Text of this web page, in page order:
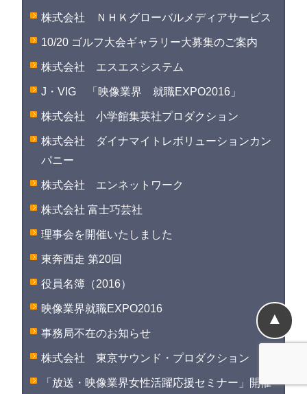
株式会社 ＮＨＫグローバルメディアサービス
10/20 ゴルフ大会ギャラリー大募集のご案内
株式会社 エスエスシステム
J・VIG 「映像業界 就職EXPO2016」
株式会社 小学館集英社プロダクション
株式会社 ダイナマイトレボリューションカン
パニー
株式会社 エンネットワーク
株式会社 富士巧芸社
理事会を開催いたしました
東奔西走 第20回
役員名簿（2016）
映像業界就職EXPO2016
事務局不在のお知らせ
株式会社 東京サウンド・プロダクション
「放送・映像業界女性活躍応援セミナー」開催
▲